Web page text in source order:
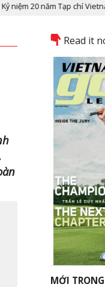
Tạp chí Vietnam Golf &
Read it
MỚI